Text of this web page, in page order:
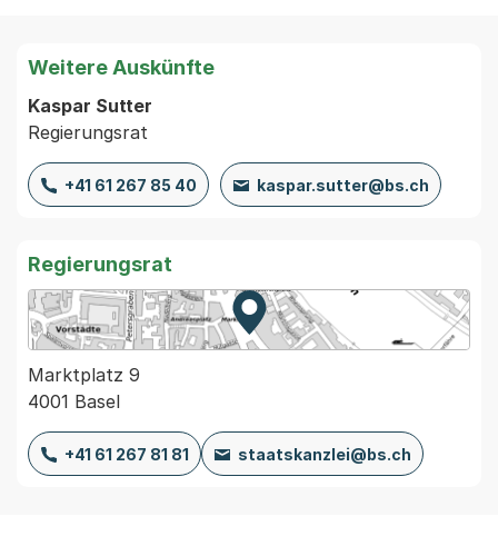
Weitere Auskünfte
Kaspar Sutter
Regierungsrat
+41 61 267 85 40 kaspar.sutter@bs.ch
Regierungsrat
Zur Karte von MapBS.
Externer Link, wird in einem
Marktplatz 9
4001 Basel
+41 61 267 81 81 staatskanzlei@bs.ch